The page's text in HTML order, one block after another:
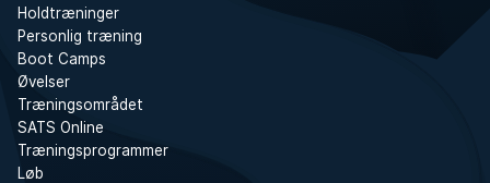
Holdtræninger
Personlig træning
Boot Camps
Øvelser
Træningsområdet
SATS Online
Træningsprogrammer
Løb